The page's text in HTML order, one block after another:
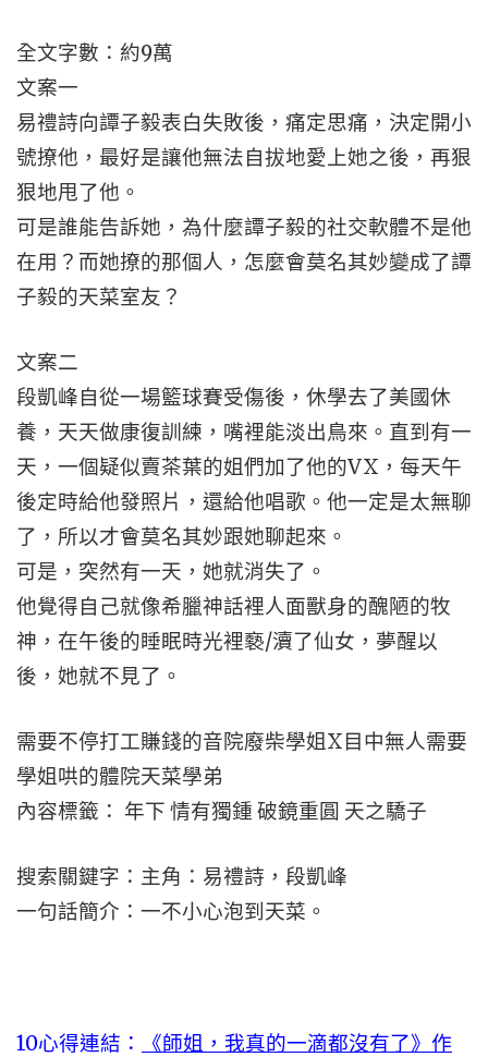
全文字數：約9萬
文案一
易禮詩向譚子毅表白失敗後，痛定思痛，決定開小
號撩他，最好是讓他無法自拔地愛上她之後，再狠
狠地甩了他。
可是誰能告訴她，為什麼譚子毅的社交軟體不是他
在用？而她撩的那個人，怎麼會莫名其妙變成了譚
子毅的天菜室友？
文案二
段凱峰自從一場籃球賽受傷後，休學去了美國休
養，天天做康復訓練，嘴裡能淡出鳥來。直到有一
天，一個疑似賣茶葉的姐們加了他的VX，每天午
後定時給他發照片，還給他唱歌。他一定是太無聊
了，所以才會莫名其妙跟她聊起來。
可是，突然有一天，她就消失了。
他覺得自己就像希臘神話裡人面獸身的醜陋的牧
神，在午後的睡眠時光裡褻/瀆了仙女，夢醒以
後，她就不見了。
需要不停打工賺錢的音院廢柴學姐X目中無人需要
學姐哄的體院天菜學弟
內容標籤： 年下 情有獨鍾 破鏡重圓 天之驕子
搜索關鍵字：主角：易禮詩，段凱峰
一句話簡介：一不小心泡到天菜。
10心得連結：
《師姐，我真的一滴都沒有了》作